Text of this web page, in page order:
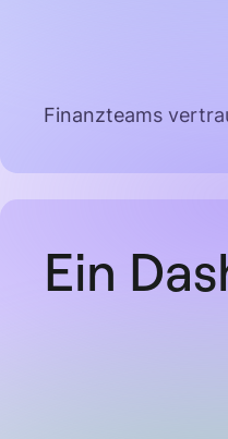
Finanzteams
Ein